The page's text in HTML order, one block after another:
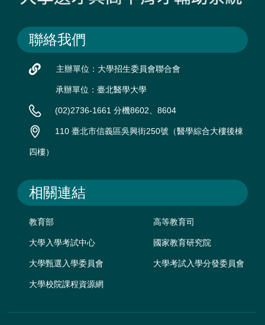
聯絡我們
主辦單位：大學招生委員會聯合會
承辦單位：臺北醫學大學
(02)2736-1661 分機8602、8604
110 臺北市信義區吳興街250號（醫學綜合大樓後棟
四樓）
相關連結
教育部 高等教育司
大學入學考試中心 國家教育研究院
大學甄選入學委員會 大學考試入學分發委員會
大學校院課程資源網